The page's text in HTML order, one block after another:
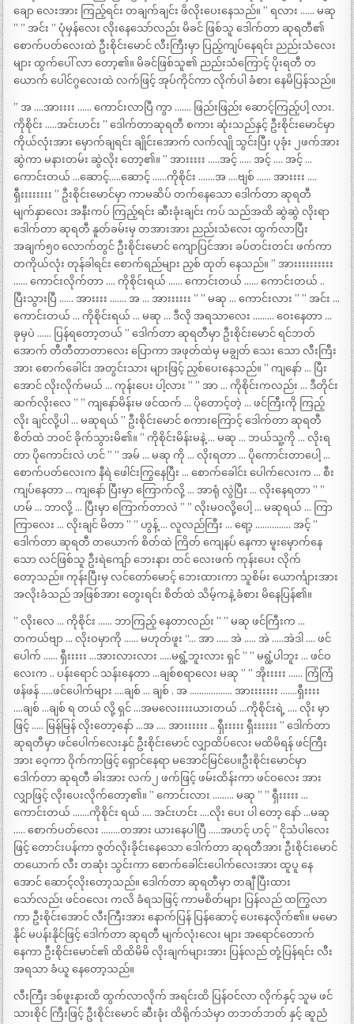
ချော လေးအား ကြည့်ရင်း တချက်ချင်း ဖိလိုးပေးနေသည်။ ” ရလား …… မဆု
” ” အင်း ” ပုံမှန်လေး လိုးနေသော်လည်း မိခင် ဖြစ်သူ ဒေါက်တာ ဆုရတီ၏
စောက်ပတ်လေးထဲ ဦးစိုင်းမောင် လီးကြီးမှာ ပြည့်ကျပ်နေရင်း ညည်းသံလေး
များ ထွက်ပေါ် လာ တော့၏။ မိခင်ဖြစ်သူ၏ ညည်းသံကြောင့် ပိုးရတီ တ
ယောက် ပေါင်ဂွလေးထဲ လက်ဖြင့် အုပ်ကိုင်ကာ လိုက်ပါ ခံစား နေမိပြန်သည်။
” အ ….အားးးး …… ကောင်းလာပြီ ကွာ ……. ဖြည်းဖြည်း ဆောင့်ကြည့်ပါ့ လား.
ကိုစိုင်း …..အင်းဟင်း ” ဒေါက်တာဆုရတီ စကား ဆုံးသည်နှင့် ဦးစိုင်းမောင်မှာ
ကိုယ်လုံးအား မှောက်ချရင်း ချိုင်းအောက် လက်လျို သွင်းပြီး ပုခုံး ၂ဖက်အား
ဆွဲကာ မနားတမ်း ဆွဲလိုး တော့၏။ ” အားးးးး …..အင့် ….. အင့် …. အင့် …
ကောင်းတယ် …ဆောင့်…..ဆောင့် ……ကိုစိုင်း …….အ ….ဗျစ် …… အားးးး ….
ရှီးးးးးးးး ” ဦးစိုင်းမောင်မှာ ကာမဆိပ် တက်နေသော ဒေါက်တာ ဆုရတီ
မျက်နှာလေး အနီးကပ် ကြည့်ရင်း ဆီးခုံးချင်း ကပ် သည်အထိ ဆွဲဆွဲ လိုးရာ
ဒေါက်တာ ဆုရတီ နူတ်ခမ်းမှ တအားအား ညည်းသံလေး ထွက်လာပြီး
အချက်၅၀ လောက်တွင် ဦးစိုင်းမောင် ကျောပြင်အား ခပ်တင်းတင်း ဖက်ကာ
တကိုယ်လုံး တုန်ခါရင်း စောက်ရည်များ ညှစ် ထုတ် နေသည်။ ” အားးးးးးးးးး
…… ကောင်းလိုက်တာ …. ကိုစိုင်းရယ် …… ကောင်းတယ် …… ကောင်းတယ် ..
ပြီးသွားပြီ …… အားးးး ……. အ … အားးးးးး ” ” မဆု … ကောင်းလား ” ” အင်း …
ကောင်းတယ် … ကိုစိုင်းရယ် … မဆု … ဒီလို အရသာလေး ……… ဝေးနေတာ …
ခုမှပဲ …… ပြန်ရတော့တယ် ” ဒေါက်တာ ဆုရတီမှာ ဦးစိုင်းမောင် ရင်ဘတ်
အောက် တီတီတာတာလေး ပြောကာ အဖုတ်ထဲမှ မချွတ် သေး သော လီးကြီး
အား စောက်ခေါင်း အတွင်းသား များဖြင့် ညှစ်ပေးနေသည်။ ” ကျနော် … ပြီး
အောင် လိုးလိုက်မယ် … ကုန်းပေး ပါ့လား ” ” အာ … ကိုစိုင်းကလည်း … ဒီတိုင်း
ဆက်လိုးလေ ” ” ကျနော်မိန်းမ ဖင်ထက် … ပိုတောင့်တဲ့ … ဖင်ကြီးကို ကြည့်
လိုး ချင်လို့ပါ … မဆုရယ် ” ဦးစိုင်းမောင် စကားကြောင့် ဒေါက်တာ ဆုရတီ
စိတ်ထဲ ဘဝင် ခိုက်သွားမိ၏။ ” ကိုစိုင်းမိန်းမနဲ့ … မဆု … ဘယ်သူ့ကို … လိုးရ
တာ ပိုကောင်းလဲ ဟင် ” ” အမ် … မဆု ကို … လိုးရတာ … ပိုကောင်းတာပေါ့ …
စောက်ပတ်လေးက နီရဲ ဖေါင်းကြွနေပြီး … စောက်ခေါင်း ပေါက်လေးက … စီး
ကျပ်နေတာ … ကျနော် ပြီးမှာ ကြောက်လို့ … အာရုံ လွဲပြီး … လိုးနေရတာ ” ”
ဟမ် … ဘာလို့ … ပြီးမှာ ကြောက်တာလဲ ” ” လိုးမဝလို့ပေါ့ … မဆုရယ် … ကြာ
ကြာလေး … လိုးချင် မိတာ ” ” ဟွန့် … လူလည်ကြီး … ရော့ …………… အင့် ”
ဒေါက်တာ ဆုရတီ တယောက် စိတ်ထဲ ကြိတ် ကျေနပ် နေကာ မူးမှောက်နေ
သော လင်ဖြစ်သူ ဦးရဲကျော် ဘေးနား တင် လေးဖက် ကုန်းပေး လိုက်
တော့သည်။ ကုန်းပြီးမှ လင်တော်မောင့် ဘေးထားကာ သူစိမ်း ယောင်္ကျားအား
အလိုးခံသည် အဖြစ်အား တွေးရင်း စိတ်ထဲ သိမ့်ကနဲ့ ခံစား မိနေပြန်၏။
” လိုးလေ … ကိုစိုင်း …… ဘာကြည့် နေတာလည်း ” ” မဆု ဖင်ကြီးက …
တကယ်ဗျာ … လိုးဝမှာကို …… မဟုတ်ဖူး “… အာ ….. အဲ ….. အဲ …..အဲဒါ …. ဖင်
ပေါက် …… ရှီးးးးး …အားလားလား …..မရွံ့ဘူးလား ရှင် ” ” မရွံ့ပါဘူး … ဖင်ဝ
လေးက .. ပန်းရောင် သန်းနေတာ …ချစ်စရာလေး မဆု ” ” အိုးးးးး …… ကြံကြံ
ဖန်ဖန် …..ဖင်ပေါက်များ ….ချစ် … ချစ် . အ ……………… အားးးးးးး …….ရှီးးးး
….ချစ် …ချစ် ရ တယ် လို့ ရှင် …အမလေးးးးယားတယ် …ကိုစိုင်းရဲ့ …. လိုး မှာ
ဖြင့် ….. မြန်မြန် လိုးတော့နော် …အ …. အားးးးးး .. ရှီးးးးး ရှီးးးးးး ” ဒေါက်တာ
ဆုရတီမှာ ဖင်ပေါက်လေးနှင် ဦးစိုင်းမောင် လျှာထိပ်လေး မထိမိရန် ဖင်ကြီး
အား ဝေ့ကာ ဝိုက်ကာဖြင့် ရှောင်နေရာ မအောင်မြင်ပေ။ဦးစိုင်းမောင်မှာ
ဒေါက်တာ ဆုရတီ ခါးအား လက်၂ ဖက်ဖြင့် ဖမ်းထိန်းကာ ဖင်ဝလေး အား
လျှာဖြင့် လိုးပေးလိုက်တော့၏။ ” ကောင်းလား ……… မဆု ” ” ရှီးးးးး …
ကောင်းတယ် …….ကိုစိုင်း ရယ် …. အင်းဟင်း ….လိုး ပေး ပါ တော့ နော် …မဆု
….. စောက်ပတ်လေး ……..တအား ယားနေပါပြီ …..အဟင့် ဟင့် ” ငိုသံပါလေး
ဖြင့် တောင်းပန်ကာ ဇွတ်လိုးခိုင်းနေသော ဒေါက်တာ ဆုရတီအား ဦးစိုင်းမောင်
တယောက် လီး တဆုံး သွင်းကာ စောက်ခေါင်းပေါက်လေးအား ထူပူ နေ
အောင် ဆောင့်လိုးတော့သည်။ ဒေါက်တာ ဆုရတီမှာ တချီ ပြီးထား
သော်လည်း ဖင်ဝလေး ကလိ ခံရသဖြင့် ကာမစိတ်များ ပြန်လည် ထကြွလာ
ကာ ဦးစိုင်းအောင် လီးကြီးအား နောက်ပြန် ပြန်ဆောင့် ပေးနေလိုက်၏။ မမော
နိုင် မပန်းနိုင်ဖြင့် ဒေါက်တာ ဆုရတီ မျက်လုံးလေး များ အရောင်တောက်
နေကာ ဦးစိုင်းမောင်၏ ထိထိမိမိ လိုးချက်များအား ပြန်လည် တုံ့ပြန်ရင်း လီး
အရသာ ခံယူ နေတော့သည်။
လီးကြီး ဒစ်ဖူးနားထိ ထွက်လာလိုက် အရင်းထိ ပြန်ဝင်လာ လိုက်နှင့် သူမ ဖင်
သားစိုင် ကြီးဖြင့် ဦးစိုင်းမောင် ဆီးခုံး ထိရိုက်သံမှာ တဘတ်ဘတ် နှင့် ဆူညံ